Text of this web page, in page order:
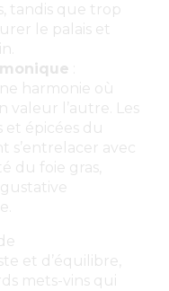
tandis que trop
le palais et
harmonie où
valeur l’autre. Les
et épicées du
s’entrelacer avec
du foie gras,
et d’équilibre,
mets-vins qui